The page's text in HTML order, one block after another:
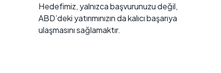
Hedefimiz, yalnızca başvurunuzu değil,
ABD’deki yatırımınızın da kalıcı başarıya
ulaşmasını sağlamaktır.